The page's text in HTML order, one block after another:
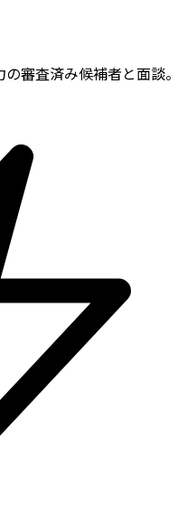
審査済み候補者と面談。